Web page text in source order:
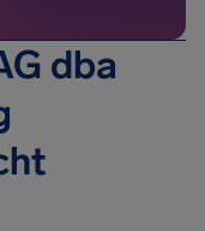
dba